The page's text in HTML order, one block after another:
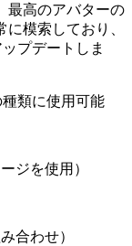
最高のアバターの
模索しており、
プデートしま
類に使用可能
ジを使用）
合わせ）